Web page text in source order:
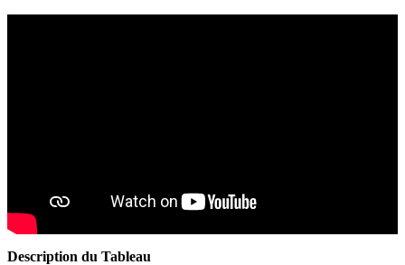
Description du Tableau